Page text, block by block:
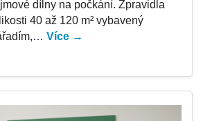
dílny na počkání. Zpravidla
40 až 120 m² vybavený
Více →